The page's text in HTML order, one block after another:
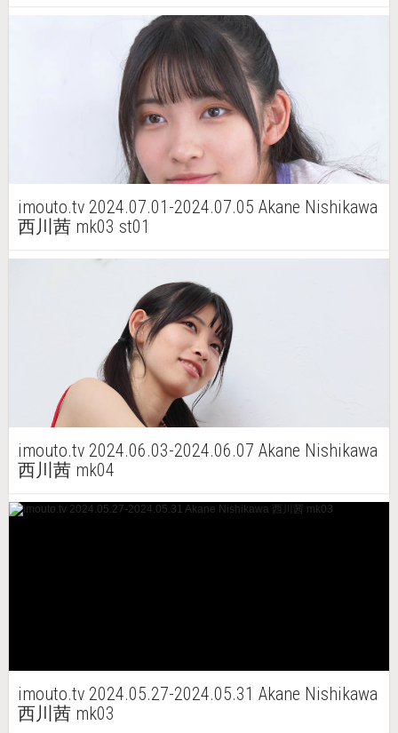
imouto.tv 2024.07.01-2024.07.05 Akane Nishikawa
西川茜 mk03 st01
imouto.tv 2024.06.03-2024.06.07 Akane Nishikawa
西川茜 mk04
imouto.tv 2024.05.27-2024.05.31 Akane Nishikawa
西川茜 mk03